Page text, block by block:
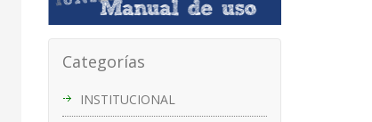
Categorías
INSTITUCIONAL